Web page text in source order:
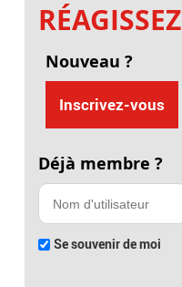
RÉAGISSEZ
Nouveau ?
Inscrivez-vous
Déjà membre ?
Se souvenir de moi